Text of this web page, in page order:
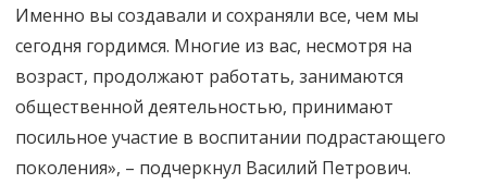
Именно вы создавали и сохраняли все, чем мы
сегодня гордимся. Многие из вас, несмотря на
возраст, продолжают работать, занимаются
общественной деятельностью, принимают
посильное участие в воспитании подрастающего
поколения», – подчеркнул Василий Петрович.